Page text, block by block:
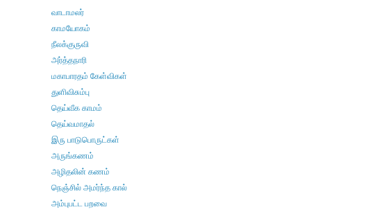
வாடாமலர்
காமயோகம்
நீலக்குருவி
அர்த்தநாரி
மகாபாரதம் கேள்விகள்
துளிவிசும்பு
தெய்வீக காமம்
தெய்வமாதல்
இரு பாடுபொருட்கள்
அருங்கணம்
அழிதலின் கணம்
நெஞ்சில் அமர்ந்த கால்
அம்புபட்ட பறவை